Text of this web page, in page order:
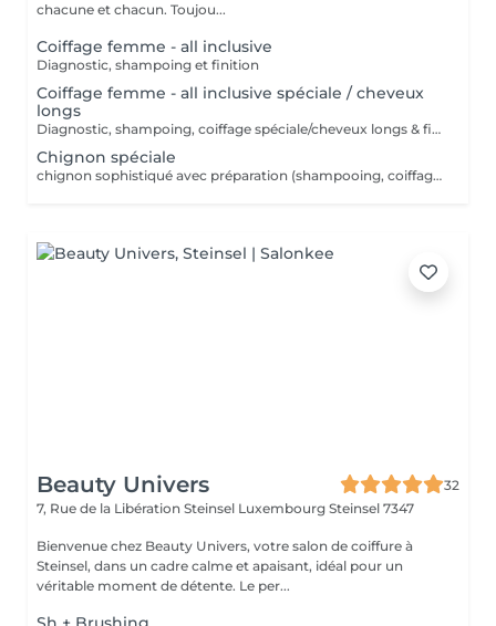
chacune et chacun. Toujou...
Coiffage femme - all inclusive
Diagnostic, shampoing et finition
Coiffage femme - all inclusive spéciale / cheveux
longs
Diagnostic, shampoing, coiffage spéciale/cheveux longs & finition
Chignon spéciale
chignon sophistiqué avec préparation (shampooing, coiffage etc)
Beauty Univers
32
7, Rue de la Libération Steinsel Luxembourg Steinsel 7347
Bienvenue chez Beauty Univers, votre salon de coiffure à
Steinsel, dans un cadre calme et apaisant, idéal pour un
véritable moment de détente. Le per...